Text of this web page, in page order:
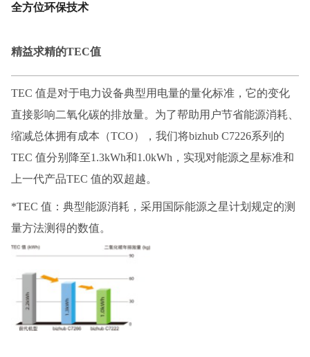
全方位环保技术
精益求精的TEC值
TEC 值是对于电力设备典型用电量的量化标准，它的变化
直接影响二氧化碳的排放量。为了帮助用户节省能源消耗、
缩减总体拥有成本（TCO），我们将bizhub C7226系列的
TEC 值分别降至1.3kWh和1.0kWh，实现对能源之星标准和
上一代产品TEC 值的双超越。
*TEC 值：典型能源消耗，采用国际能源之星计划规定的测
量方法测得的数值。